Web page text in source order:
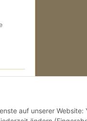
auf unserer Website: